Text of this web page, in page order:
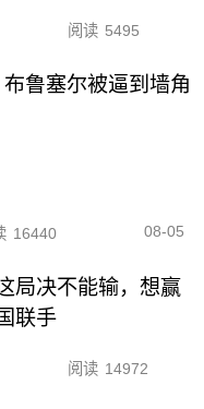
阅读 5495
鲁塞尔被逼到墙角
16440 08-05
局决不能输，想赢
联手
阅读 14972